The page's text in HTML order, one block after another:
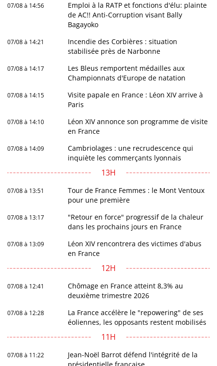
07/08 à 14:56
Emploi à la RATP et fonctions d'élu: plainte
de AC!! Anti-Corruption visant Bally
Bagayoko
07/08 à 14:21
Incendie des Corbières : situation
stabilisée près de Narbonne
07/08 à 14:17
Les Bleus remportent médailles aux
Championnats d'Europe de natation
07/08 à 14:15
Visite papale en France : Léon XIV arrive à
Paris
07/08 à 14:10
Léon XIV annonce son programme de visite
en France
07/08 à 14:09
Cambriolages : une recrudescence qui
inquiète les commerçants lyonnais
13H
07/08 à 13:51
Tour de France Femmes : le Mont Ventoux
pour une première
07/08 à 13:17
"Retour en force" progressif de la chaleur
dans les prochains jours en France
07/08 à 13:09
Léon XIV rencontrera des victimes d'abus
en France
12H
07/08 à 12:41
Chômage en France atteint 8,3% au
deuxième trimestre 2026
07/08 à 12:28
La France accélère le "repowering" de ses
éoliennes, les opposants restent mobilisés
11H
07/08 à 11:22
Jean-Noël Barrot défend l'intégrité de la